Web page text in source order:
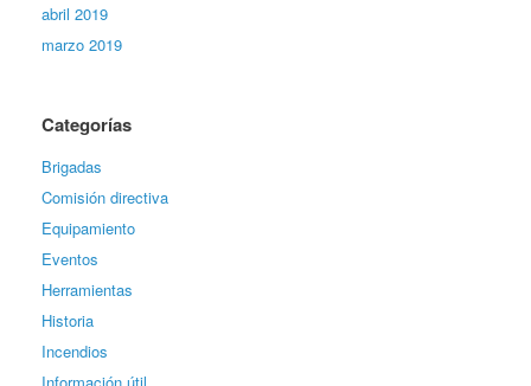
abril 2019
marzo 2019
Categorías
Brigadas
Comisión directiva
Equipamiento
Eventos
Herramientas
Historia
Incendios
Información útil